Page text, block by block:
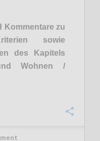
Kommentare zu
sowie
des Kapitels
Wohnen /